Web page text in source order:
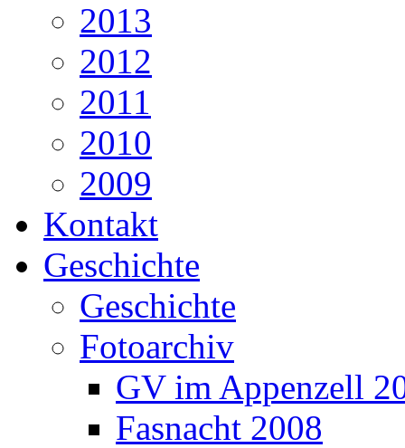
2013
2012
2011
2010
2009
Kontakt
Geschichte
Geschichte
Fotoarchiv
GV im Appenzell
Fasnacht 2008